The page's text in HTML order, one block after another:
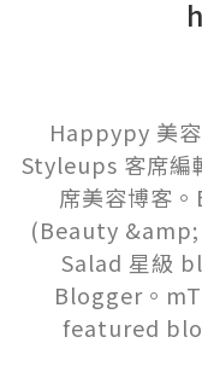
Happypy 美
Styleups 客席
席美容博客
(Beauty &amp;
Salad 星級
Blogger。
featured